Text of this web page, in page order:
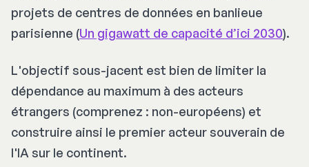
projets de centres de données en banlieue
parisienne (Un gigawatt de capacité d’ici 2030).
L'objectif sous-jacent est bien de limiter la
dépendance au maximum à des acteurs
étrangers (comprenez : non-européens) et
construire ainsi le premier acteur souverain de
l'IA sur le continent.